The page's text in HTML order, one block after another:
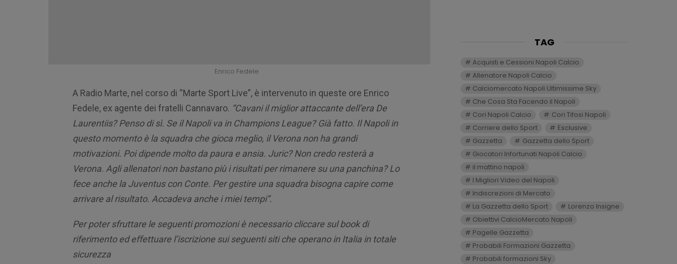
Enrico Fedele
A Radio Marte, nel corso di “Marte Sport Live”, è intervenuto in queste ore Enrico
Fedele, ex agente dei fratelli Cannavaro. “Cavani il miglior attaccante dell’era De
Laurentiis? Penso di sì. Se il Napoli va in Champions League? Già fatto. Il Napoli in
questo momento è la squadra che gioca meglio, il Verona non ha grandi
motivazioni. Poi dipende molto da paura e ansia. Juric? Non credo resterà a
Verona. Agli allenatori non bastano più i risultati per rimanere su una panchina? Lo
fece anche la Juventus con Conte. Per gestire una squadra bisogna capire come
arrivare al risultato. Accadeva anche i miei tempi”.
Per poter sfruttare le seguenti promozioni è necessario cliccare sul book di
riferimento ed effettuare l’iscrizione sui seguenti siti che operano in Italia in totale
sicurezza
TAG
Acquisti e Cessioni Napoli Calcio
Allenatore Napoli Calcio
Calciomercato Napoli Ultimissime Sky
Che Cosa Sta Facendo il Napoli
Cori Napoli Calcio
Cori Tifosi Napoli
Corriere dello Sport
Esclusive
Gazzetta
Gazzetta dello Sport
Giocatori Infortunati Napoli Calcio
il mattino napoli
I Migliori Video del Napoli
Indiscrezioni di Mercato
La Gazzetta dello Sport
Lorenzo Insigne
Obiettivi CalcioMercato Napoli
Pagelle Gazzetta
Probabili Formazioni Gazzetta
Probabili formazioni Sky